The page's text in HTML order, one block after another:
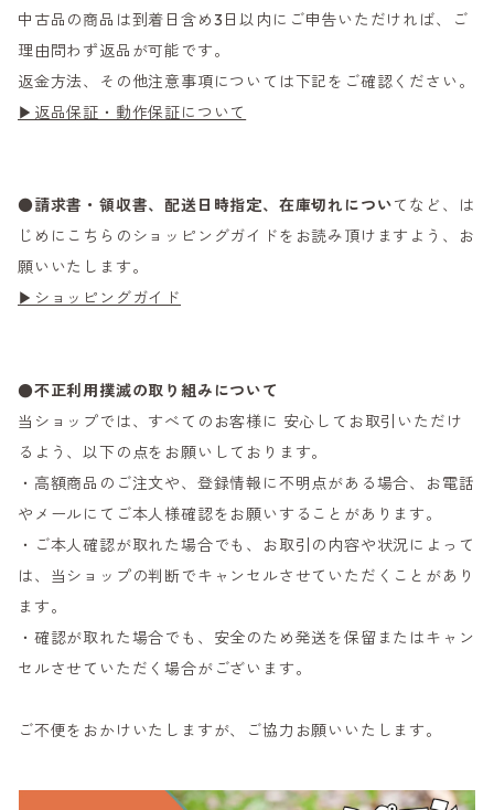
中古品の商品は到着日含め3日以内にご申告いただければ、ご
理由問わず返品が可能です。
返金方法、その他注意事項については下記をご確認ください。
▶返品保証・動作保証について
●請求書・領収書、配送日時指定、在庫切れについてなど、は
じめにこちらのショッピングガイドをお読み頂けますよう、お
願いいたします。
▶ショッピングガイド
●不正利用撲滅の取り組みについて
当ショップでは、すべてのお客様に 安心してお取引いただけ
るよう、以下の点をお願いしております。
・高額商品のご注文や、登録情報に不明点がある場合、お電話
やメールにてご本人様確認をお願いすることがあります。
・ご本人確認が取れた場合でも、お取引の内容や状況によって
は、当ショップの判断でキャンセルさせていただくことがあり
ます。
・確認が取れた場合でも、安全のため発送を保留またはキャン
セルさせていただく場合がございます。
ご不便をおかけいたしますが、ご協力お願いいたします。